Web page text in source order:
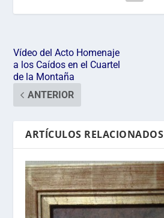
Vídeo del Acto Homenaje
a los Caídos en el Cuartel
de la Montaña
ANTERIOR
ARTÍCULOS RELACIONADOS